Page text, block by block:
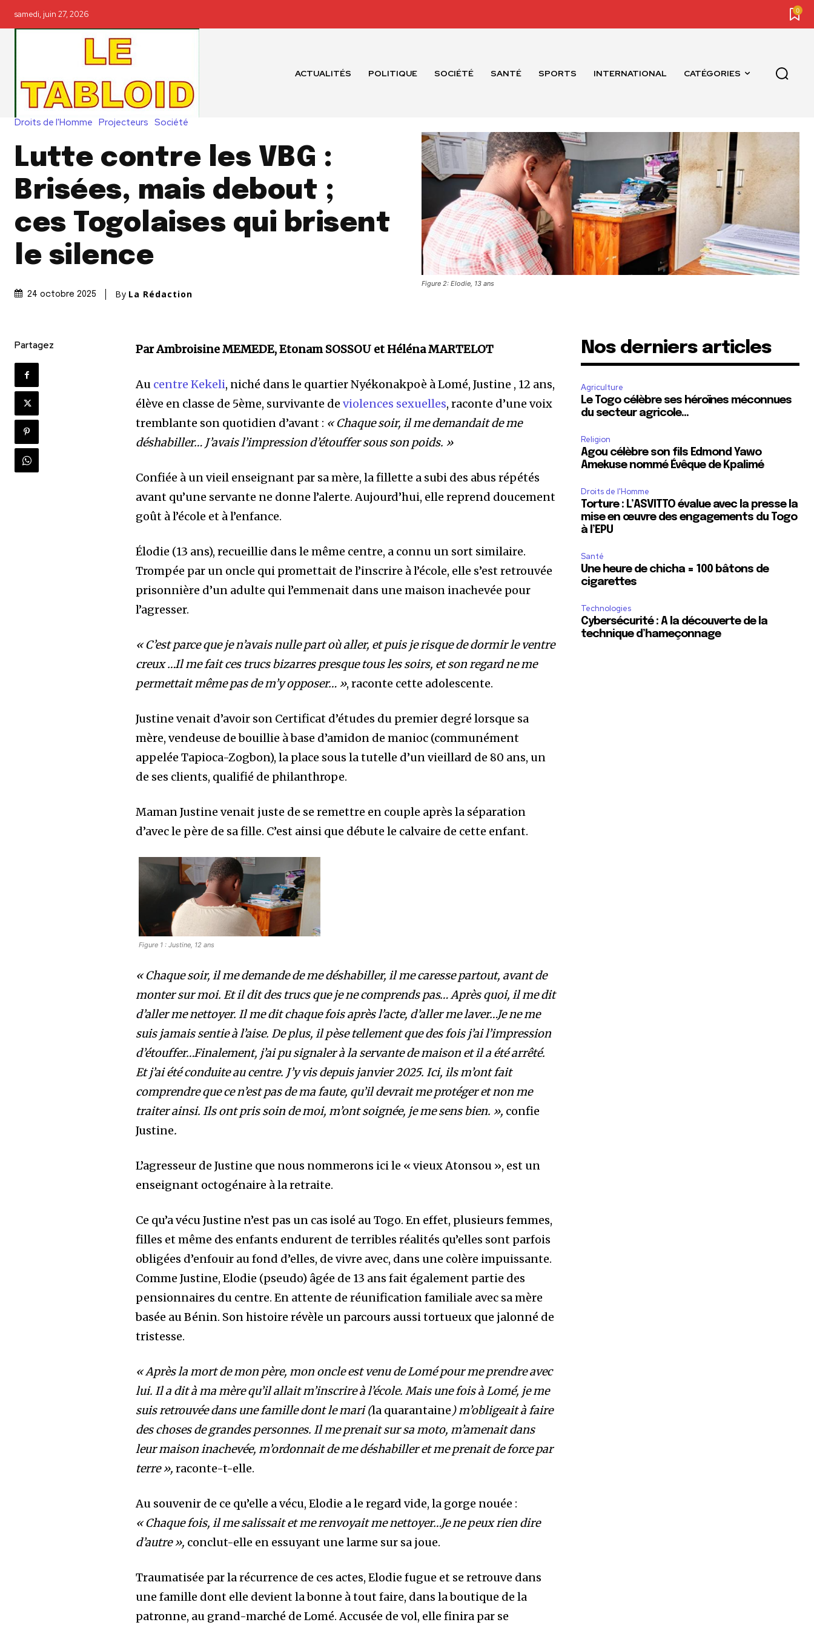
samedi, juin 27, 2026 0
ACTUALITÉS POLITIQUE SOCIÉTÉ SANTÉ SPORTS INTERNATIONAL CATÉGORIES
Droits de l'Homme Projecteurs Société
Lutte contre les VBG :
Brisées, mais debout ;
ces Togolaises qui brisent
le silence
24 octobre 2025 By La Rédaction
Figure 2: Elodie, 13 ans
Partagez Par Ambroisine MEMEDE, Etonam SOSSOU et Héléna MARTELOT
Au centre Kekeli, niché dans le quartier Nyékonakpoè à Lomé, Justine , 12 ans,
élève en classe de 5ème, survivante de violences sexuelles, raconte d’une voix
tremblante son quotidien d’avant : « Chaque soir, il me demandait de me
déshabiller… J’avais l’impression d’étouffer sous son poids. »
Confiée à un vieil enseignant par sa mère, la fillette a subi des abus répétés
avant qu’une servante ne donne l’alerte. Aujourd’hui, elle reprend doucement
goût à l’école et à l’enfance.
Élodie (13 ans), recueillie dans le même centre, a connu un sort similaire.
Trompée par un oncle qui promettait de l’inscrire à l’école, elle s’est retrouvée
prisonnière d’un adulte qui l’emmenait dans une maison inachevée pour
l’agresser.
« C’est parce que je n’avais nulle part où aller, et puis je risque de dormir le ventre
creux …Il me fait ces trucs bizarres presque tous les soirs, et son regard ne me
permettait même pas de m’y opposer… », raconte cette adolescente.
Justine venait d’avoir son Certificat d’études du premier degré lorsque sa
mère, vendeuse de bouillie à base d’amidon de manioc (communément
appelée Tapioca-Zogbon), la place sous la tutelle d’un vieillard de 80 ans, un
de ses clients, qualifié de philanthrope.
Maman Justine venait juste de se remettre en couple après la séparation
d’avec le père de sa fille. C’est ainsi que débute le calvaire de cette enfant.
Figure 1 : Justine, 12 ans
« Chaque soir, il me demande de me déshabiller, il me caresse partout, avant de
monter sur moi. Et il dit des trucs que je ne comprends pas… Après quoi, il me dit
d’aller me nettoyer. Il me dit chaque fois après l’acte, d’aller me laver…Je ne me
suis jamais sentie à l’aise. De plus, il pèse tellement que des fois j’ai l’impression
d’étouffer…Finalement, j’ai pu signaler à la servante de maison et il a été arrêté.
Et j’ai été conduite au centre. J’y vis depuis janvier 2025. Ici, ils m’ont fait
comprendre que ce n’est pas de ma faute, qu’il devrait me protéger et non me
traiter ainsi. Ils ont pris soin de moi, m’ont soignée, je me sens bien. », confie
Justine.
L’agresseur de Justine que nous nommerons ici le « vieux Atonsou », est un
enseignant octogénaire à la retraite.
Ce qu’a vécu Justine n’est pas un cas isolé au Togo. En effet, plusieurs femmes,
filles et même des enfants endurent de terribles réalités qu’elles sont parfois
obligées d’enfouir au fond d’elles, de vivre avec, dans une colère impuissante.
Comme Justine, Elodie (pseudo) âgée de 13 ans fait également partie des
pensionnaires du centre. En attente de réunification familiale avec sa mère
basée au Bénin. Son histoire révèle un parcours aussi tortueux que jalonné de
tristesse.
« Après la mort de mon père, mon oncle est venu de Lomé pour me prendre avec
lui. Il a dit à ma mère qu’il allait m’inscrire à l’école. Mais une fois à Lomé, je me
suis retrouvée dans une famille dont le mari (la quarantaine) m’obligeait à faire
des choses de grandes personnes. Il me prenait sur sa moto, m’amenait dans
leur maison inachevée, m’ordonnait de me déshabiller et me prenait de force par
terre »,raconte-t-elle.
Au souvenir de ce qu’elle a vécu, Elodie a le regard vide, la gorge nouée :
« Chaque fois, il me salissait et me renvoyait me nettoyer…Je ne peux rien dire
d’autre », conclut-elle en essuyant une larme sur sa joue.
Traumatisée par la récurrence de ces actes, Elodie fugue et se retrouve dans
une famille dont elle devient la bonne à tout faire, dans la boutique de la
patronne, au grand-marché de Lomé. Accusée de vol, elle finira par se
Nos derniers articles
Agriculture
Le Togo célèbre ses héroïnes méconnues
du secteur agricole…
Religion
Agou célèbre son fils Edmond Yawo
Amekuse nommé Évêque de Kpalimé
Droits de l'Homme
Torture : L’ASVITTO évalue avec la presse la
mise en œuvre des engagements du Togo
à l’EPU
Santé
Une heure de chicha = 100 bâtons de
cigarettes
Technologies
Cybersécurité : A la découverte de la
technique d’hameçonnage